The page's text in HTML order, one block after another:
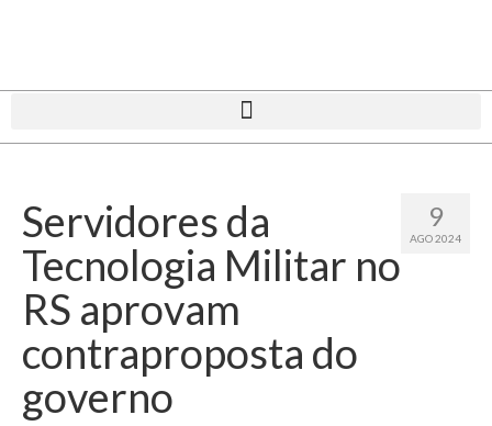
9
AGO 2024
Servidores da
Tecnologia Militar no
RS aprovam
contraproposta do
governo